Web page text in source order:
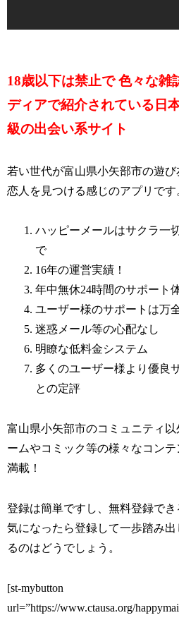
18歳以下は禁止で 色々な雑
ディアで紹介されている日
級の出会い系サイト
若い世代が富山県小矢部市の遊び
恋人を見つける感じのアプリです
ハッピーメールはサクラ一
で
16年の運営実績！
年中無休24時間のサポート
ユーザー様のサポートは万
迷惑メール等の心配なし
明瞭な低料金システム
多くのユーザー様より優良
との定評
富山県小矢部市のコミュニティ以
ームやコミック等の様々なコンテ
満載！
登録は簡単ですし、無料登録でき
気になったら登録して一歩踏み出
るのはどうでしょう。
[st-mybutton
url=”https://www.ctausa.org/